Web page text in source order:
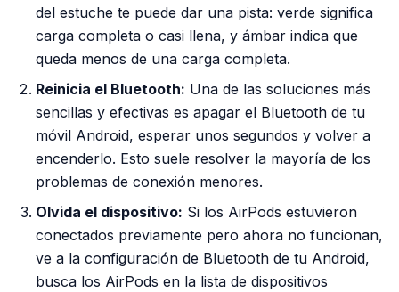
del estuche te puede dar una pista: verde significa
carga completa o casi llena, y ámbar indica que
queda menos de una carga completa.
Reinicia el Bluetooth: Una de las soluciones más
sencillas y efectivas es apagar el Bluetooth de tu
móvil Android, esperar unos segundos y volver a
encenderlo. Esto suele resolver la mayoría de los
problemas de conexión menores.
Olvida el dispositivo: Si los AirPods estuvieron
conectados previamente pero ahora no funcionan,
ve a la configuración de Bluetooth de tu Android,
busca los AirPods en la lista de dispositivos